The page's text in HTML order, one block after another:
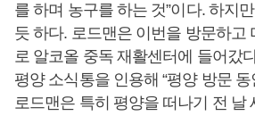
를 하며 농구를 하는 것”이다. 하지
듯 하다. 로드맨은 이번을 방문하고
로 알코올 중독 재활센터에 들어갔
평양 소식통을 인용해 “평양 방문
로드맨은 특히 평양을 떠나기 전 날